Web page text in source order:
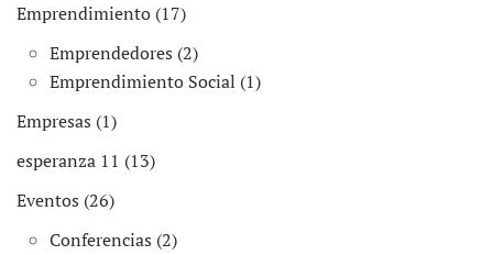
Emprendimiento (17)
Emprendedores (2)
Emprendimiento Social (1)
Empresas (1)
esperanza 11 (13)
Eventos (26)
Conferencias (2)